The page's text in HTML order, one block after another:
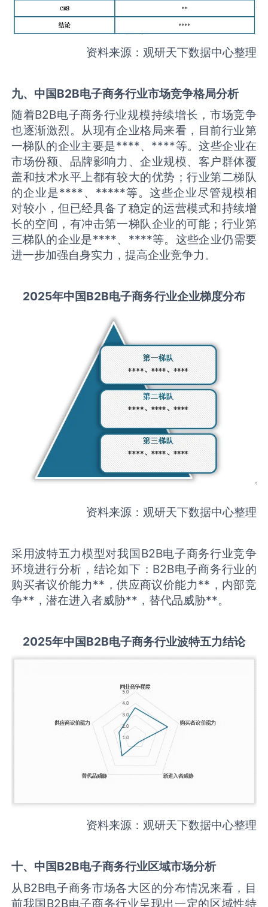
资料来源：观研天下数据中心整理
九、中国B2B电子商务行业市场竞争格局分析
随着B2B电子商务行业规模持续增长，市场竞争
也逐渐激烈。从现有企业格局来看，目前行业第
一梯队的企业主要是****、****等。这些企业在
市场份额、品牌影响力、企业规模、客户群体覆
盖和技术水平上都有较大的优势；行业第二梯队
的企业是****、*****等。这些企业尽管规模相
对较小，但已经具备了稳定的运营模式和持续增
长的空间，有冲击第一梯队企业的可能；行业第
三梯队的企业是****、****等。这些企业仍需要
进一步加强自身实力，提高企业竞争力。
2025年中国B2B电子商务行业企业梯度分布
资料来源：观研天下数据中心整理
采用波特五力模型对我国B2B电子商务行业竞争
环境进行分析，结论如下：B2B电子商务行业的
购买者议价能力**，供应商议价能力**，内部竞
争**，潜在进入者威胁**，替代品威胁**。
2025年中国B2B电子商务行业波特五力结论
资料来源：观研天下数据中心整理
十、中国B2B电子商务行业区域市场分析
从B2B电子商务市场各大区的分布情况来看，目
前我国B2B电子商务行业呈现出一定的区域性特